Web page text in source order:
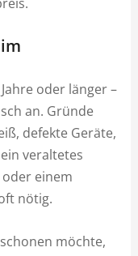
oder länger –
an. Gründe
defekte Geräte,
veraltetes
oder einem
nötig.
möchte,